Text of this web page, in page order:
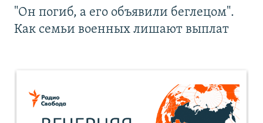
"Он погиб, а его объявили беглецом".
Как семьи военных лишают выплат